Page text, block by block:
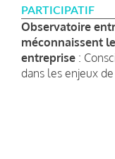
PARTICIPATIF
Observatoire
méconnaissent
entreprise :
dans les enjeux de